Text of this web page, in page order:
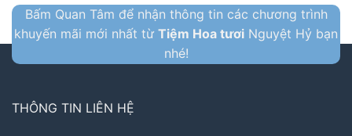
Bấm Quan Tâm để nhận thông tin các chương trình
khuyến mãi mới nhất từ Tiệm Hoa tươi Nguyệt Hỷ bạn
nhé!
THÔNG TIN LIÊN HỆ